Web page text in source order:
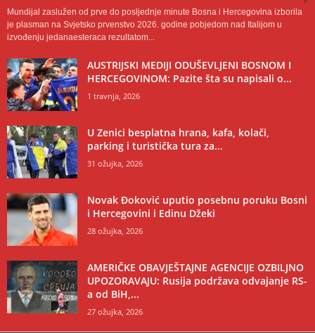
Mundijal zaslužen od prve do posljednje minute Bosna i Hercegovina izborila
je plasman na Svjetsko prvenstvo 2026. godine pobjedom nad Italijom u
izvođenju jedanaesteraca rezultatom...
AUSTRIJSKI MEDIJI ODUŠEVLJENI BOSNOM I
HERCEGOVINOM: Pazite šta su napisali o...
1 travnja, 2026
U Zenici besplatna hrana, kafa, kolači,
parking i turistička tura za...
31 ožujka, 2026
Novak Đoković uputio posebnu poruku Bosni
i Hercegovini i Edinu Džeki
28 ožujka, 2026
AMERIČKE OBAVJEŠTAJNE AGENCIJE OZBILJNO
UPOZORAVAJU: Rusija podržava odvajanje RS-
a od BiH,...
27 ožujka, 2026